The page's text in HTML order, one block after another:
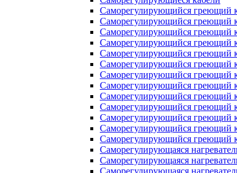
Саморегулирующийся греющий
Саморегулирующийся греющий
Саморегулирующийся греющий
Саморегулирующийся греющий
Саморегулирующийся греющий
Саморегулирующийся греющий
Саморегулирующийся греющий
Саморегулирующийся греющий
Саморегулирующийся греющий
Саморегулирующийся греющий
Саморегулирующийся греющий
Саморегулирующийся греющий
Саморегулирующийся греющий
Саморегулирующаяся
Саморегулирующаяся
Саморегулирующаяся